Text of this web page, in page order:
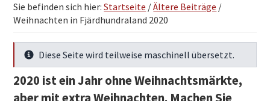
Sie befinden sich hier:Startseite /Ältere Beiträge /
Weihnachten in Fjärdhundraland 2020
Mehr Infos
Diese Seite wird teilweise maschinell übersetzt.
2020 ist ein Jahr ohne Weihnachtsmärkte,